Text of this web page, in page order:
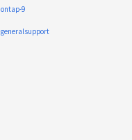
ontap-9
generalsupport